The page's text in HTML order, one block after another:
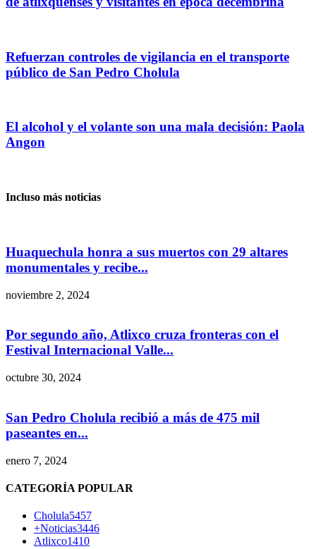
Refuerzan controles de vigilancia en el transporte
público de San Pedro Cholula
El alcohol y el volante son una mala decisión: Paola
Angon
Incluso más noticias
Huaquechula honra a sus muertos con 29 altares
monumentales y recibe...
noviembre 2, 2024
Por segundo año, Atlixco cruza fronteras con el
Festival Internacional Valle...
octubre 30, 2024
San Pedro Cholula recibió a más de 475 mil
paseantes en...
enero 7, 2024
CATEGORÍA POPULAR
Cholula5457
+Noticias3446
Atlixco1410